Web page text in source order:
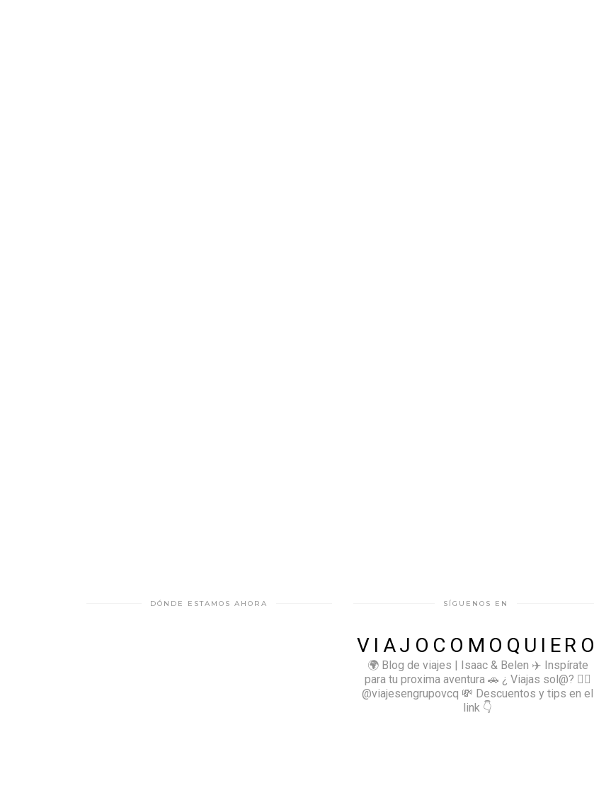
DÓNDE ESTAMOS AHORA SÍGUENOS EN
VIAJOCOMOQUIERO
🌍 Blog de viajes | Isaac & Belen ✈️ Inspírate
para tu proxima aventura 🚗 ¿ Viajas sol@? 👉🏻
@viajesengrupovcq 💸 Descuentos y tips en el
link 👇